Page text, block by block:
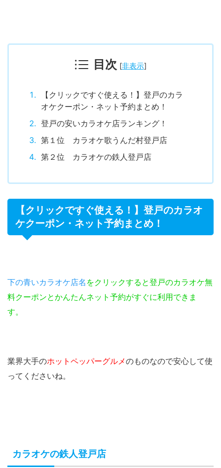
目次 [非表示]
【クリックですぐ使える！】登戸のカラ
オケクーポン・ネット予約まとめ！
登戸の安いカラオケ店ランキング！
第１位 カラオケ歌うんだ村登戸店
第２位 カラオケの鉄人登戸店
【クリックですぐ使える！】登戸のカラオ
ケクーポン・ネット予約まとめ！
下の青いカラオケ店名 をクリックすると登戸のカラオケ無
料クーポンとかんたんネット予約がすぐに利用できま
す。
業界大手のホットペッパーグルメのものなので安心して使
ってくださいね。
カラオケの鉄人登戸店